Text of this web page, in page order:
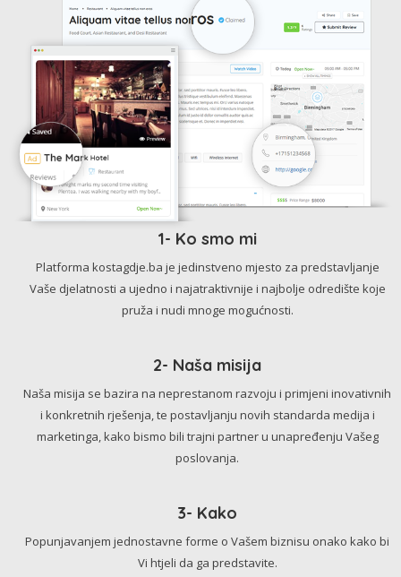
1- Ko smo mi
Platforma kostagdje.ba je jedinstveno mjesto za predstavljanje
Vaše djelatnosti a ujedno i najatraktivnije i najbolje odredište koje
pruža i nudi mnoge mogućnosti.
2- Naša misija
Naša misija se bazira na neprestanom razvoju i primjeni inovativnih
i konkretnih rješenja, te postavljanju novih standarda medija i
marketinga, kako bismo bili trajni partner u unapređenju Vašeg
poslovanja.
3- Kako
Popunjavanjem jednostavne forme o Vašem biznisu onako kako bi
Vi htjeli da ga predstavite.